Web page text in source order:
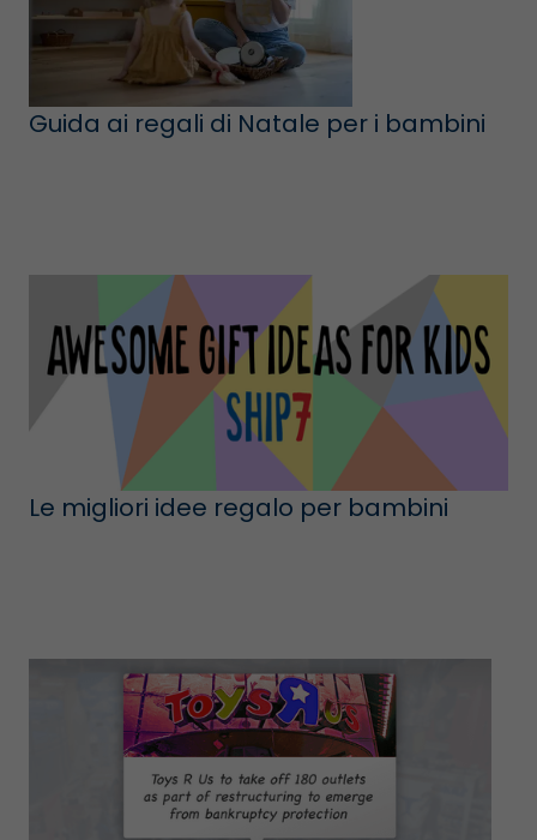
Guida ai regali di Natale per i bambini
Le migliori idee regalo per bambini